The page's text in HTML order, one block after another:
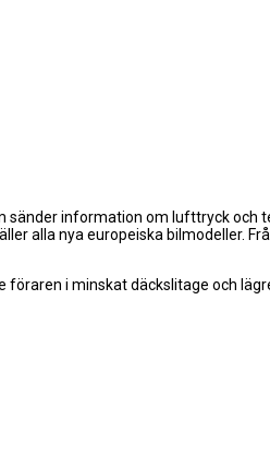
information om lufttryck och
alla nya europeiska bilmodeller.
i minskat däckslitage och